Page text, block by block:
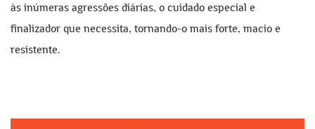
às inúmeras agressões diárias, o cuidado especial e
finalizador que necessita, tornando-o mais forte, macio e
resistente.